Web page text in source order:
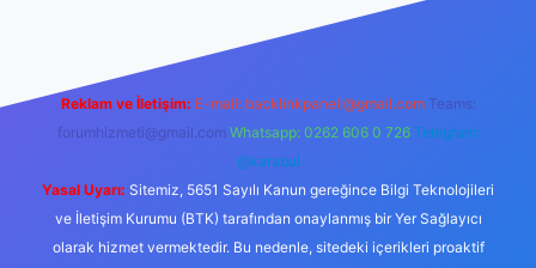
Reklam ve İletişim: E-mail: backlinkpaneli@gmail.com Teams:
forumhizmeti@gmail.com Whatsapp: 0262 606 0 726 Telegram:
@karabul
Yasal Uyarı: Sitemiz, 5651 Sayılı Kanun gereğince Bilgi Teknolojileri
ve İletişim Kurumu (BTK) tarafından onaylanmış bir Yer Sağlayıcı
olarak hizmet vermektedir. Bu nedenle, sitedeki içerikleri proaktif